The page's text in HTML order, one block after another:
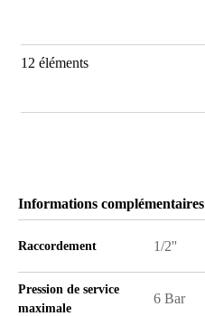
12 éléments
Informations complémentaires
Raccordement 1/2''
Pression de service
maximale
6 Bar